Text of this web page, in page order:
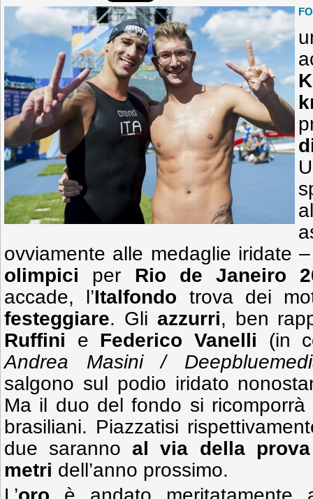
ovviamente alle medaglie iridate
olimpici per Rio de Janeiro
accade, l’Italfondo trova dei
festeggiare. Gli azzurri, ben
Ruffini e Federico Vanelli (in
Andrea Masini /
salgono sul podio iridato
Ma il duo del fondo si
brasiliani. Piazzatisi
due sarannoal via della
metri dell’anno prossimo.